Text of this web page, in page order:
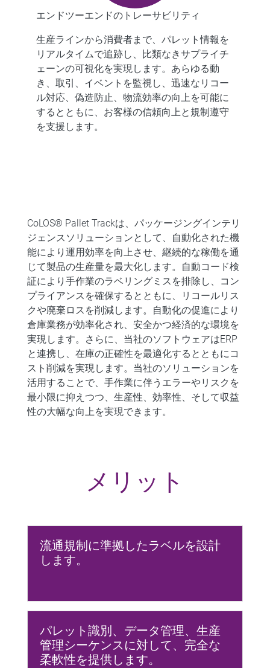
エンドツーエンドのトレーサビリティ
生産ラインから消費者まで、パレット情報を
リアルタイムで追跡し、比類なきサプライチ
ェーンの可視化を実現します。あらゆる動
き、取引、イベントを監視し、迅速なリコー
ル対応、偽造防止、物流効率の向上を可能に
するとともに、お客様の信頼向上と規制遵守
を支援します。
CoLOS® Pallet Trackは、パッケージングインテリ
ジェンスソリューションとして、自動化された機
能により運用効率を向上させ、継続的な稼働を通
じて製品の生産量を最大化します。自動コード検
証により手作業のラベリングミスを排除し、コン
プライアンスを確保するとともに、リコールリス
クや廃棄ロスを削減します。自動化の促進により
倉庫業務が効率化され、安全かつ経済的な環境を
実現します。さらに、当社のソフトウェアはERP
と連携し、在庫の正確性を最適化するとともにコ
スト削減を実現します。当社のソリューションを
活用することで、手作業に伴うエラーやリスクを
最小限に抑えつつ、生産性、効率性、そして収益
性の大幅な向上を実現できます。
メリット
流通規制に準拠したラベルを設計
します。
パレット識別、データ管理、生産
管理シーケンスに対して、完全な
柔軟性を提供します。